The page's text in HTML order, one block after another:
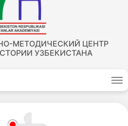
МЕТОДИЧЕСКИЙ ЦЕНТР
УЗБЕКИСТАНА